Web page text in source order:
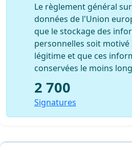
Le règlement général
données de l'Union
que le stockage des
personnelles soit
légitime et que ces
conservées le moins
2 700
Signatures